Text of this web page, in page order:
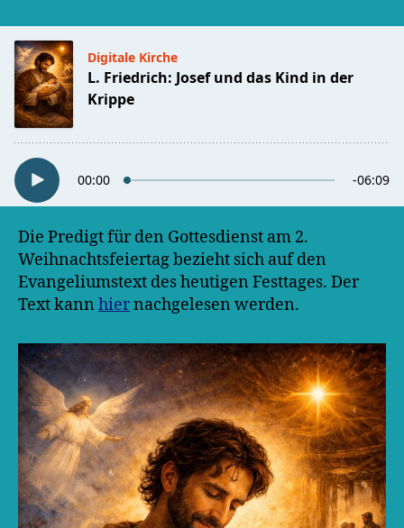
in
Die Predigt für den Gottesdienst am 2.
Weihnachtsfeiertag bezieht sich auf den
Evangeliumstext des heutigen Festtages. Der
Text kann hiernachgelesen werden.